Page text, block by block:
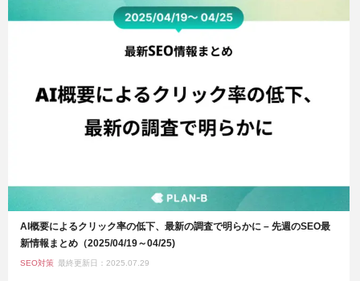
AI概要によるクリック率の低下、最新の調査で明らかに – 先週のSEO最
新情報まとめ（2025/04/19～04/25)
SEO対策 最終更新日：2025.07.29